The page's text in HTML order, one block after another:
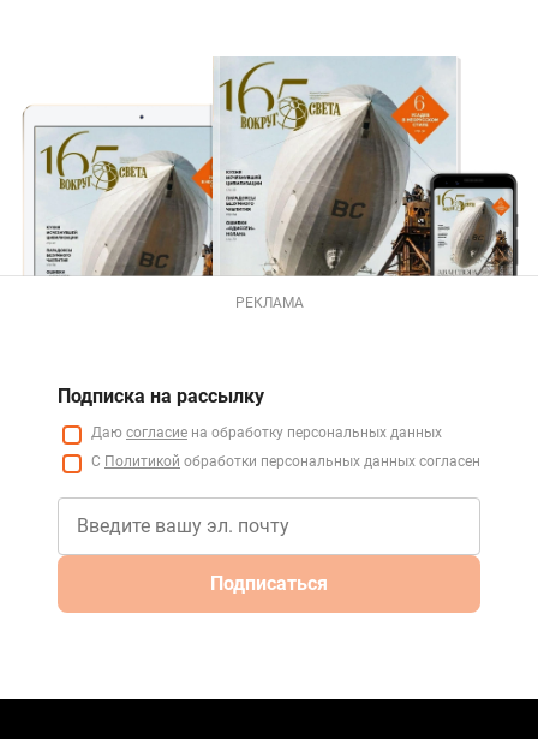
РЕКЛАМА
Подписка на рассылку
Даю согласие на обработку персональных данных
С Политикой обработки персональных данных согласен
Подписаться